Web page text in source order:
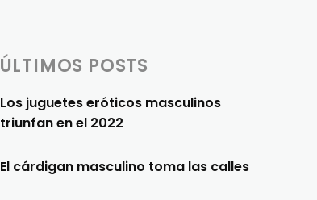
ÚLTIMOS POSTS
Los juguetes eróticos masculinos
triunfan en el 2022
El cárdigan masculino toma las calles